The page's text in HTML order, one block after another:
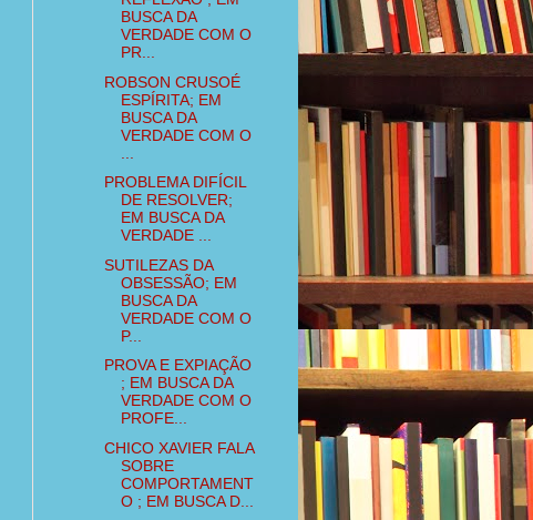
BUSCA DA
VERDADE COM O
PR...
ROBSON CRUSOÉ
ESPÍRITA; EM
BUSCA DA
VERDADE COM O
PROBLEMA DIFÍCIL
DE RESOLVER;
EM BUSCA DA
VERDADE ...
SUTILEZAS DA
OBSESSÃO; EM
BUSCA DA
VERDADE COM O
P...
PROVA E EXPIAÇÃO
; EM BUSCA DA
VERDADE COM O
PROFE...
CHICO XAVIER FALA
SOBRE
COMPORTAMENT
O ; EM BUSCA D...